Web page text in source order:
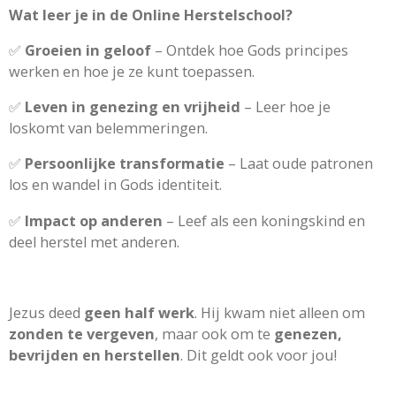
Wat leer je in de Online Herstelschool?
✅ Groeien in geloof – Ontdek hoe Gods principes
werken en hoe je ze kunt toepassen.
✅ Leven in genezing en vrijheid – Leer hoe je
loskomt van belemmeringen.
✅ Persoonlijke transformatie – Laat oude patronen
los en wandel in Gods identiteit.
✅ Impact op anderen – Leef als een koningskind en
deel herstel met anderen.
Jezus deed geen half werk. Hij kwam niet alleen om
zonden te vergeven, maar ook om te genezen,
bevrijden en herstellen. Dit geldt ook voor jou!